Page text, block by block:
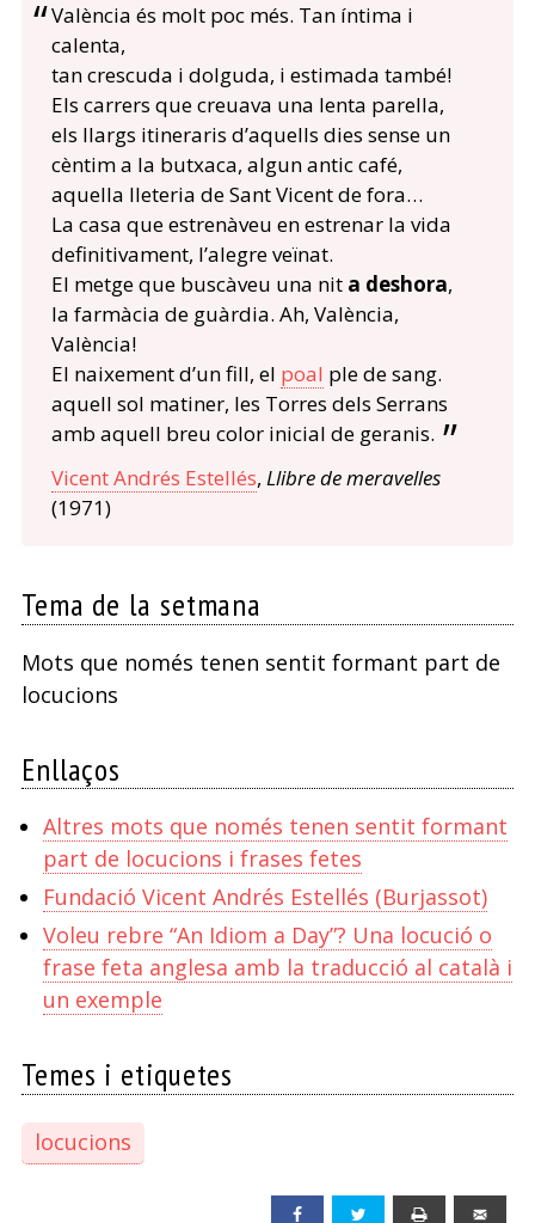
València és molt poc més. Tan íntima i
calenta,
tan crescuda i dolguda, i estimada també!
Els carrers que creuava una lenta parella,
els llargs itineraris d’aquells dies sense un
cèntim a la butxaca, algun antic café,
aquella lleteria de Sant Vicent de fora…
La casa que estrenàveu en estrenar la vida
definitivament, l’alegre veïnat.
El metge que buscàveu una nit a deshora,
la farmàcia de guàrdia. Ah, València,
València!
El naixement d’un fill, el poal ple de sang.
aquell sol matiner, les Torres dels Serrans
amb aquell breu color inicial de geranis.
Vicent Andrés Estellés, Llibre de meravelles
(1971)
Tema de la setmana
Mots que només tenen sentit formant part de
locucions
Enllaços
Altres mots que només tenen sentit formant
part de locucions i frases fetes
Fundació Vicent Andrés Estellés (Burjassot)
Voleu rebre “An Idiom a Day”? Una locució o
frase feta anglesa amb la traducció al català i
un exemple
Temes i etiquetes
locucions
Facebook Twitter